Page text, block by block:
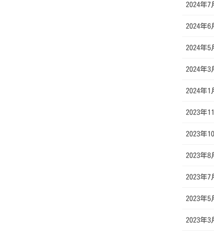
2024年7
2024年6
2024年5
2024年3
2024年1
2023年
2023年
2023年8
2023年7
2023年5
2023年3